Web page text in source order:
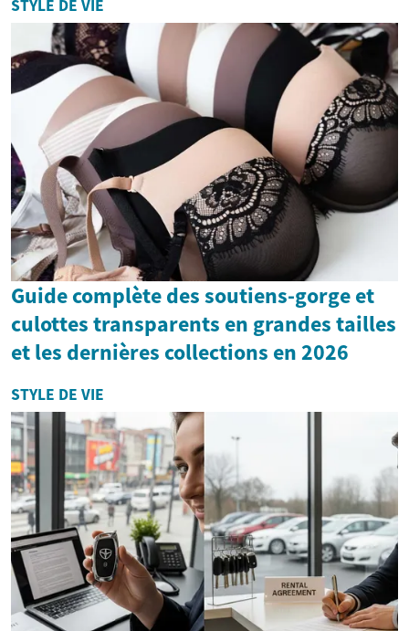
offre...
STYLE DE VIE
Guide complète des soutiens-gorge et
culottes transparents en grandes tailles
et les dernières collections en 2026
STYLE DE VIE